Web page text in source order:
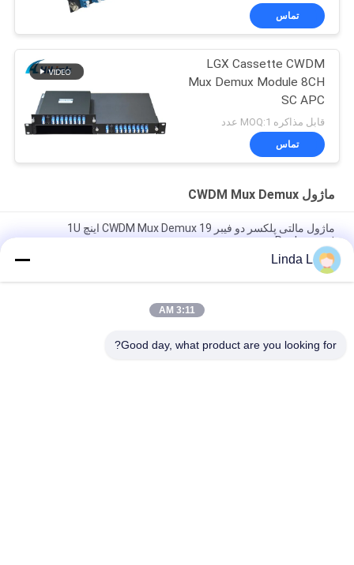
تماس
LGX Cassette CWDM
Mux Demux Module 8CH
SC APC
قابل مذاکره MOQ:1 عدد
تماس
ماژول CWDM Mux Demux
ماژول مالتی پلکسر دو فیبر CWDM Mux Demux 19 اینچ 1U
Rachmount
FWDM Filter Mini ABS Box TX1550 RX 1310nm 1490nm SC UPC
SC APC
ماژول CWDM کوچک قابل تنظیم 8 کاناله با اتلاف فوق العاده کم
Linda L
3:11 AM
Good day, what product are you looking for?